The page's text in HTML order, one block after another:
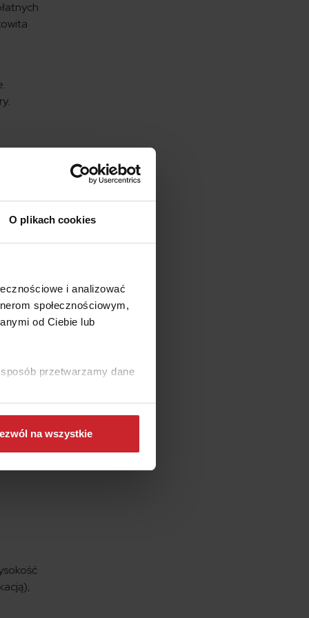
O plikach cookies
i analizować
społecznościowym,
od Ciebie lub
przetwarzamy dane
na wszystkie
na